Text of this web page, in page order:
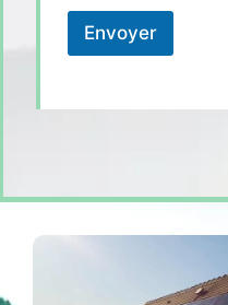
Envoyer